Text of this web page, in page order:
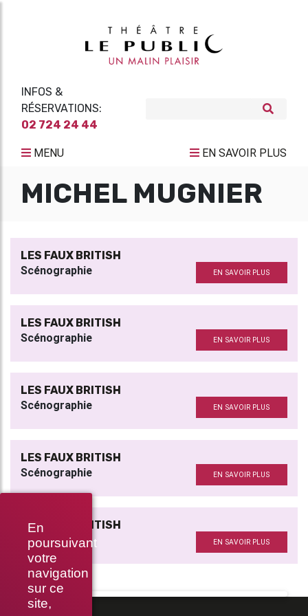
En
poursuivant
votre
navigation
sur ce
site,
INFOS &
RÉSERVATIONS:
02 724 24 44
MENU EN SAVOIR PLUS
MICHEL MUGNIER
LES FAUX BRITISH
Scénographie EN SAVOIR PLUS
LES FAUX BRITISH
Scénographie EN SAVOIR PLUS
LES FAUX BRITISH
Scénographie EN SAVOIR PLUS
LES FAUX BRITISH
Scénographie EN SAVOIR PLUS
LES FAUX BRITISH
Scénographie EN SAVOIR PLUS